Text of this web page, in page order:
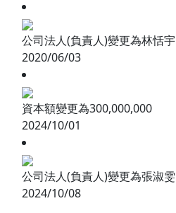
公司法人(負責人)變更為林恬宇
2020/06/03
資本額變更為300,000,000
2024/10/01
公司法人(負責人)變更為張淑雯
2024/10/08